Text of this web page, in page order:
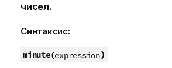
чисел.
Синтаксис:
minute(expression)